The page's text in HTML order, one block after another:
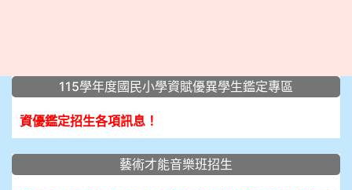
::: 115學年度國民小學資賦優異學生鑑定專區
資優鑑定招生各項訊息！
藝術才能音樂班招生